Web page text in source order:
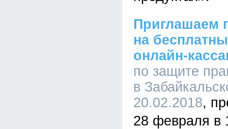
Приглашаем
на
онлайн-
по защите
в
20.02.2018
28 февраля в